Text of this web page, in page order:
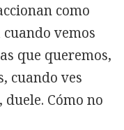
como
vemos
que queremos,
cuando ves
Cómo no